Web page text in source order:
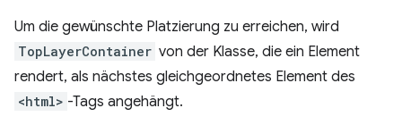
Um die gewünschte Platzierung zu erreichen, wird
TopLayerContainer von der Klasse, die ein Element
rendert, als nächstes gleichgeordnetes Element des
<html> -Tags angehängt.